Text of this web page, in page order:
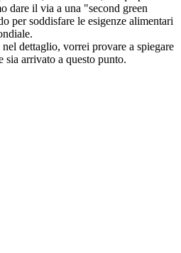
dare il via a una "second green
per soddisfare le esigenze alimentari
dettaglio, vorrei provare a spiegare
sia arrivato a questo punto.